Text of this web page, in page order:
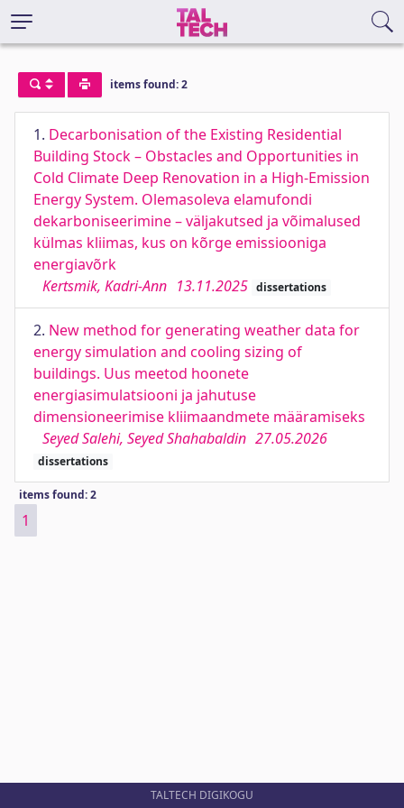
items found: 2
1. Decarbonisation of the Existing Residential
Building Stock – Obstacles and Opportunities in
Cold Climate Deep Renovation in a High-Emission
Energy System. Olemasoleva elamufondi
dekarboniseerimine – väljakutsed ja võimalused
külmas kliimas, kus on kõrge emissiooniga
energiavõrk
Kertsmik, Kadri-Ann 13.11.2025 dissertations
2. New method for generating weather data for
energy simulation and cooling sizing of
buildings. Uus meetod hoonete
energiasimulatsiooni ja jahutuse
dimensioneerimise kliimaandmete määramiseks
Seyed Salehi, Seyed Shahabaldin 27.05.2026
dissertations
items found: 2
1
TALTECH DIGIKOGU